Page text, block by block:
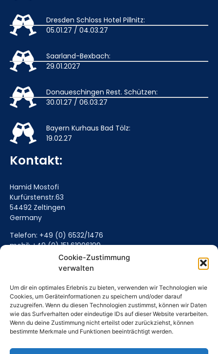
Cookie-Zustimmung
verwalten
Um dir ein optimales Erlebnis zu bieten, verwenden wir Technologien wie
Cookies, um Geräteinformationen zu speichern und/oder darauf
zuzugreifen. Wenn du diesen Technologien zustimmst, können wir Daten
wie das Surfverhalten oder eindeutige IDs auf dieser Website verarbeiten.
Wenn du deine Zustimmung nicht erteilst oder zurückziehst, können
bestimmte Merkmale und Funktionen beeinträchtigt werden.
Dresden Schloss Hotel Pillnitz:
05.01.27 / 04.03.27
Saarland-Bexbach:
29.01.2027
Donaueschingen Rest. Schützen:
30.01.27 / 06.03.27
Bayern Kurhaus Bad Tölz:
19.02.27
Kontakt:
Hamid Mostofi
Kurfürstenstr.63
54492 Zeltingen
Germany
Telefon: +49 (0) 6532/1476
mobil: +49 (0) 151 61906199
Mail senden (Hier klicken)